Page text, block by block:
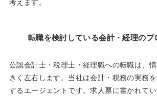
考えます。
転職を検討している会計・経理のプ
公認会計士・税理士・経理職への転職は、
きく左右します。当社は会計・税務の実務
するエージェントです。求人票に書かれて